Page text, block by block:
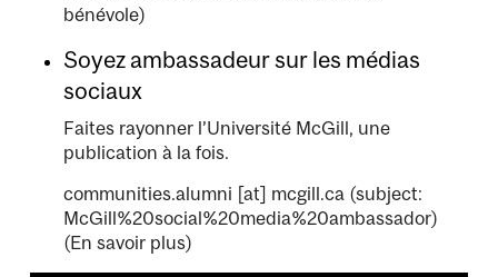
bénévole)
Soyez ambassadeur sur les médias
sociaux
Faites rayonner l’Université McGill, une
publication à la fois.
communities.alumni [at] mcgill.ca (subject:
McGill%20social%20media%20ambassador)
(En savoir plus)